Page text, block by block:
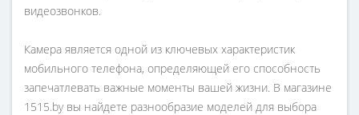
видеозвонков.
Камера является одной из ключевых характеристик
мобильного телефона, определяющей его способность
запечатлевать важные моменты вашей жизни. В магазине
1515.by вы найдете разнообразие моделей для выбора